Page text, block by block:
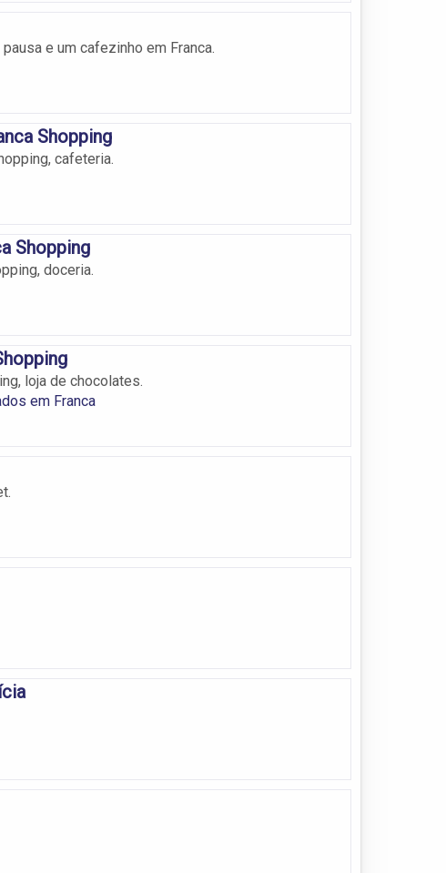
e um cafezinho em Franca.
Shopping
cafeteria.
Shopping
doceria.
loja de chocolates.
em Franca